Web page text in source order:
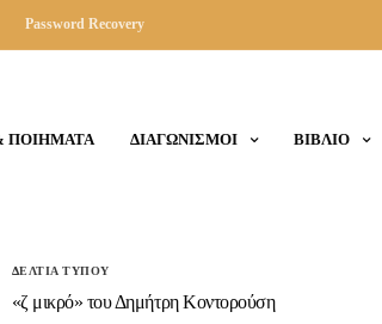
Password Recovery
ΠΟΙΗΜΑΤΑ ΔΙΑΓΩΝΙΣΜΟΙ ΒΙΒΛΙΟ
ΔΕΛΤΙΑ ΤΥΠΟΥ
«ζ μικρό» του Δημήτρη Κοντορούση